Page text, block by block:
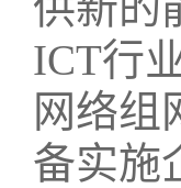
ICT行
网络组
备实施